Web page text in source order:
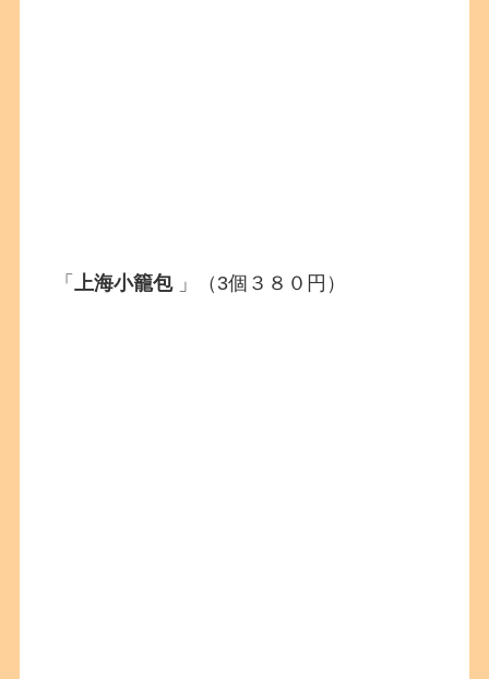
「上海小籠包」（3個３８０円）